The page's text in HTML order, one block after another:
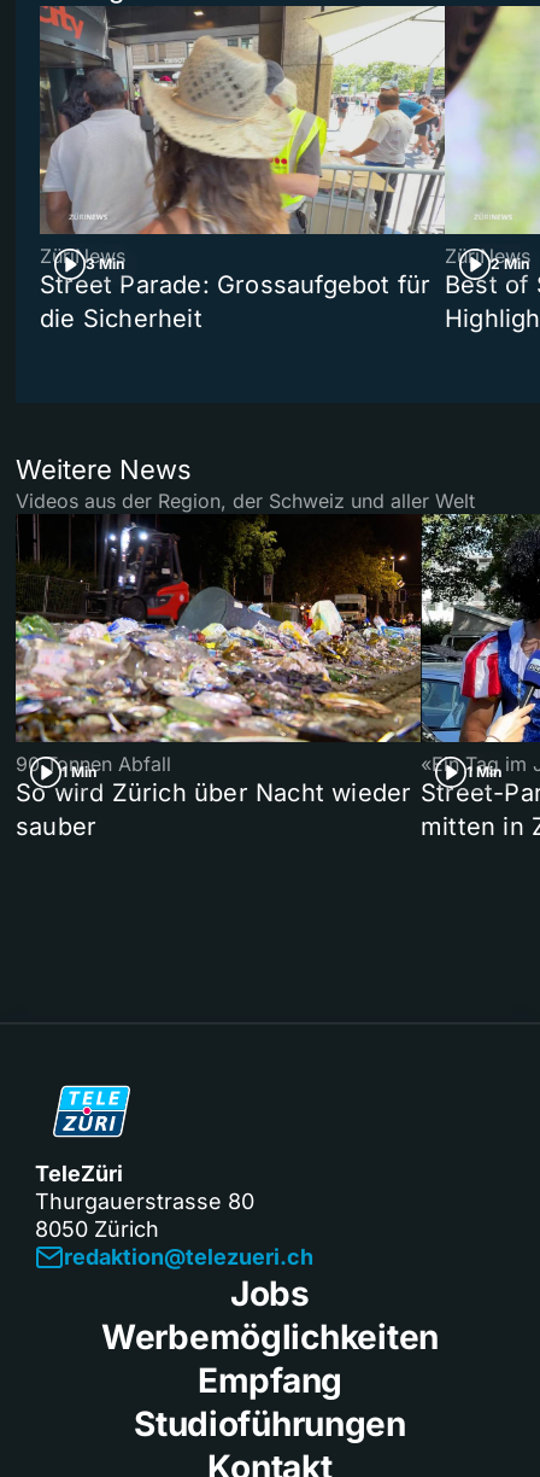
3 Min
ZüriNews
Street Parade: Grossaufgebot für
die Sicherheit
2 Min
ZüriNews
Best of
Weitere News
Videos aus der Region, der Schweiz und aller Welt
1 Min
90 Tonnen Abfall
So wird Zürich über Nacht wieder
sauber
1 Min
«Ein Tag im
Street-
mitten in
TeleZüri
Thurgauerstrasse 80
8050 Zürich
redaktion@telezueri.ch
Jobs
Werbemöglichkeiten
Empfang
Studioführungen
Kontakt